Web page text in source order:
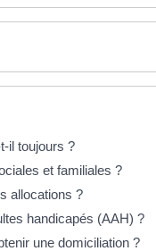
il toujours ?
et familiales ?
allocations ?
handicapés (AAH) ?
une domiciliation ?